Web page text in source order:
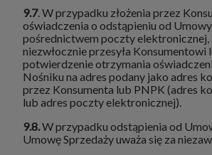
9.7. W przypadku złożenia przez
oświadczenia o odstąpieniu od
pośrednictwem poczty elektronicznej,
niezwłocznie przesyła Konsumentowi
potwierdzenie otrzymania
Nośniku na adres podany jako adres
przez Konsumenta lub PNPK (adres
lub adres poczty elektronicznej).
9.8.W przypadku odstąpienia od
Umowę Sprzedaży uważa się za